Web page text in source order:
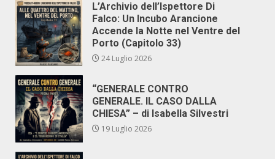
L’Archivio dell’Ispettore Di
Falco: Un Incubo Arancione
Accende la Notte nel Ventre del
Porto (Capitolo 33)
24 Luglio 2026
“GENERALE CONTRO
GENERALE. IL CASO DALLA
CHIESA” – di Isabella Silvestri
19 Luglio 2026